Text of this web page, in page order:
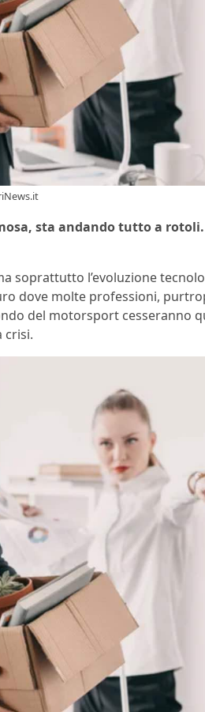
sta andando tutto a rotoli.
soprattutto l’evoluzione
dove molte professioni,
del motorsport cesseranno
crisi.